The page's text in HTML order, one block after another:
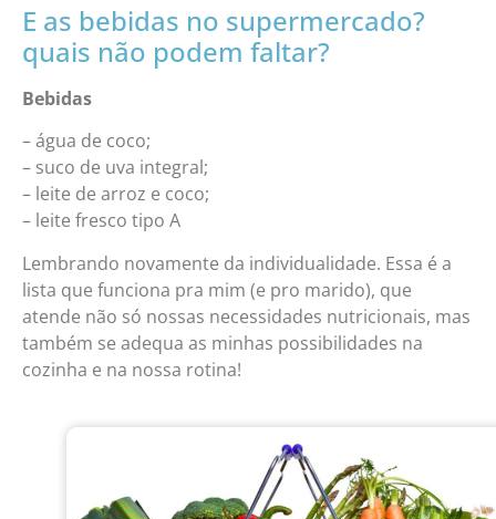
E as bebidas no supermercado?
quais não podem faltar?
Bebidas
– água de coco;
– suco de uva integral;
– leite de arroz e coco;
– leite fresco tipo A
Lembrando novamente da individualidade. Essa é a
lista que funciona pra mim (e pro marido), que
atende não só nossas necessidades nutricionais, mas
também se adequa as minhas possibilidades na
cozinha e na nossa rotina!